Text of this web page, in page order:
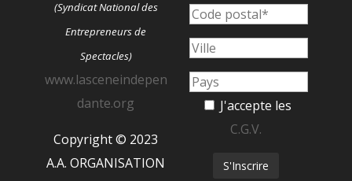
(Syndicat National des
Entrepreneurs de
Spectacles)
www.lasceneindepen
dante.org
Copyright © 2023
A.A. ORGANISATION
J'accepte les
C.G.V.